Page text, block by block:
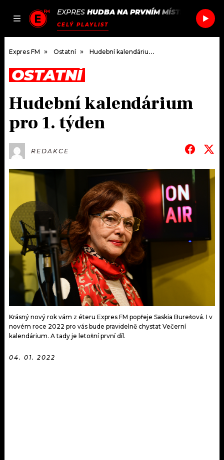
JAK
SEZNAM.CZ
EXPRES HUDBA NA PRVNÍM MÍSTĚ EL
CELÝ PLAYLIST
DOMŮ
ČLÁNKY
HUDBA
ROZHOVORY
#NEBUDUDOMA
KALENDÁŘ
KVÍZY
VIP
TRENDY
KULTURA
PODCASTY
JAK NALADIT
RÁDIO
APLIKACE
PROGRAM
PLAYLIST
JAK NALADIT
SOUTĚŽE
Expres FM Ostatní Hudební kalendárium pro 1. týden
OSTATNÍ
Hudební kalendárium
pro 1. týden
REDAKCE
Krásný nový rok vám z éteru Expres FM popřeje Saskia Burešová. I v
novém roce 2022 pro vás bude pravidelně chystat Večerní
kalendárium. A tady je letošní první díl.
04. 01. 2022